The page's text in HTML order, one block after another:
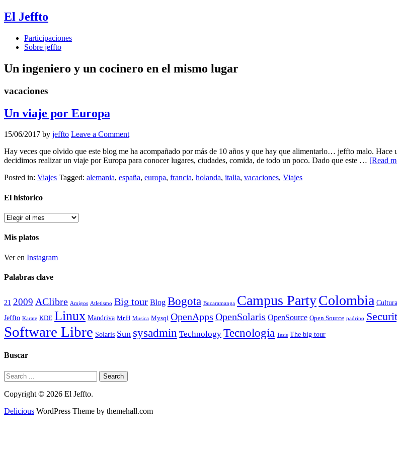
El Jeffto
Participaciones
Sobre jeffto
Un ingeniero y un cocinero en el mismo lugar
vacaciones
Un viaje por Europa
15/06/2017 by jeffto Leave a Comment
Hay veces que olvido que este blog me ha acompañado por más de 10 años y que hay que alimentarlo… jeffto malo.
decidimos realizar un viaje por Europa para conocer lugares, ciudades, comida, de todo un poco. Dado que este … [Read
Posted in: Viajes Tagged: alemania, españa, europa, francia, holanda, italia, vacaciones, Viajes
El historico
El
Mis platos
Ver en Instagram
Palabras clave
21 2009 AClibre Amigos Atletismo Big tour Blog Bogota Bucaramanga Campus PartyColombia
Jeffto Karate KDE Linux Mandriva Mr.H Musica Mysql OpenApps OpenSolaris OpenSource Open Source padrino
Software Libre Solaris Sun sysadmin Technology Tecnología Tesis The big tour
Buscar
Copyright © 2026 El Jeffto.
Delicious WordPress Theme by themehall.com